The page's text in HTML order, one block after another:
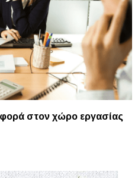
στον χώρο εργασίας